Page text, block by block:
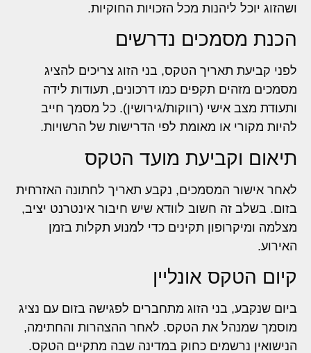
ושהזוג יוכל ליהנות מכל הזכויות החוקיות.
הכנת מסמכים נדרשים
לפני קביעת תאריך הטקס, בני הזוג צריכים להציג
מסמכים מזהים תקפים כמו דרכונים, תעודות לידה
ותעודת מצב אישי (רווקות/גירושין). כל מסמך חייב
להיות מקורי או מאומת לפי הדרישות של הרשויות.
תיאום וקביעת מועד הטקס
לאחר אישור המסמכים, נקבע תאריך לחתונה האזרחית
בזום. בשלב זה חשוב לוודא שיש חיבור אינטרנט יציב,
מצלמה ומיקרופון תקינים כדי למנוע תקלות בזמן
האירוע.
קיום הטקס אונליין
ביום שנקבע, בני הזוג מתחברים לפגישה בזום עם נציג
מוסמך שמנהל את הטקס. לאחר ההצהרות והחתימה,
הנישואין נרשמים כחוק במדינה שבה מתקיים הטקס.